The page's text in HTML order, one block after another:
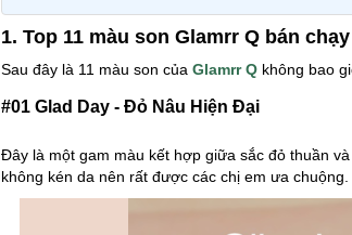
1. Top 11 màu son Glamrr Q bán
Sau đây là 11 màu son củaGlamrr Q không bao
#01 Glad Day - Đỏ Nâu Hiện Đại
Đây là một gam màu kết hợp giữa sắc đỏ thuần
không kén da nên rất được các chị em ưa chuộng.